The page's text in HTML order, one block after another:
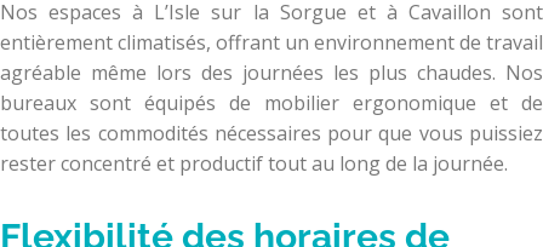
Nos espaces à L’Isle sur la Sorgue et à Cavaillon sont
entièrement climatisés, offrant un environnement de travail
agréable même lors des journées les plus chaudes. Nos
bureaux sont équipés de mobilier ergonomique et de
toutes les commodités nécessaires pour que vous puissiez
rester concentré et productif tout au long de la journée.
Flexibilité des horaires de